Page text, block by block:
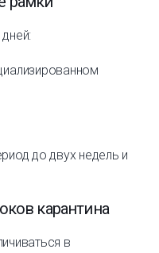
до двух недель и
карантина
в